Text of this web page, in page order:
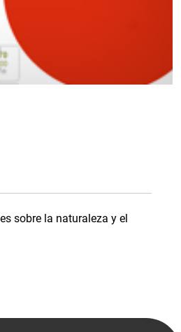
sobre la naturaleza y el